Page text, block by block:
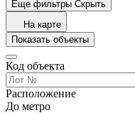
Еще фильтры Скрыть
На карте
Показать объекты
Код объекта
Расположение
До метро